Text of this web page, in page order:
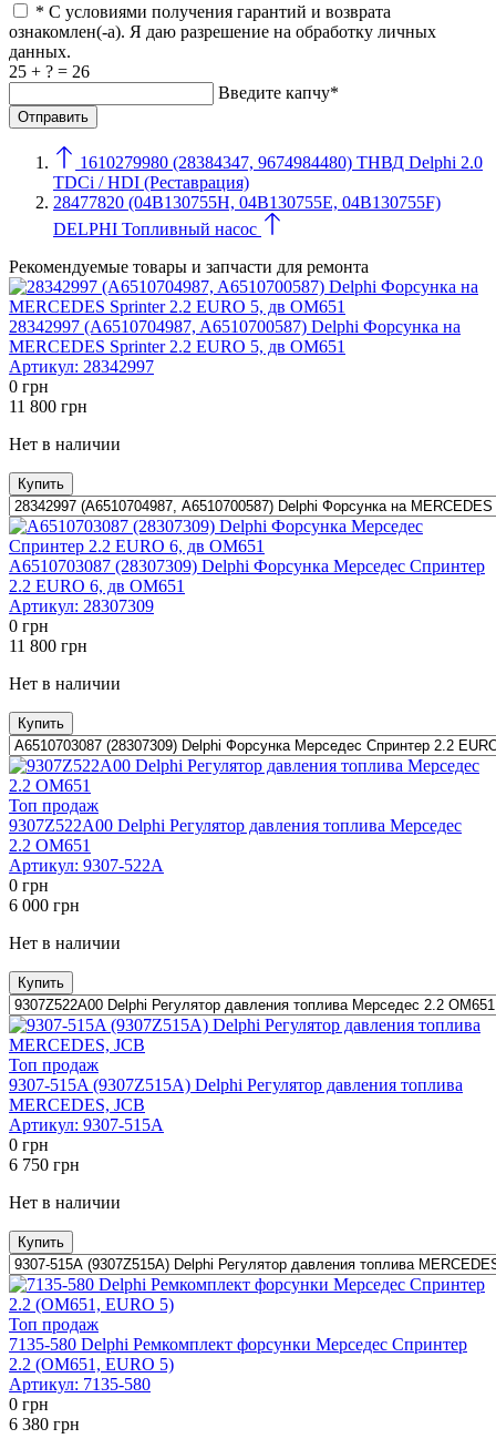
* С условиями получения гарантий и возврата
ознакомлен(-а). Я даю разрешение на обработку личных
данных.
25 + ? = 26
Введите капчу*
1610279980 (28384347, 9674984480) ТНВД Delphi 2.0
TDCi / HDI (Реставрация)
28477820 (04B130755H, 04B130755E, 04B130755F)
DELPHI Топливный насос
Рекомендуемые товары и запчасти для ремонта
28342997 (A6510704987, A6510700587) Delphi Форсунка на
MERCEDES Sprinter 2.2 EURO 5, дв OM651
Артикул: 28342997
0 грн
11 800 грн
Нет в наличии
Купить
A6510703087 (28307309) Delphi Форсунка Мерседес Спринтер
2.2 EURO 6, дв OM651
Артикул: 28307309
0 грн
11 800 грн
Нет в наличии
Купить
Топ продаж
9307Z522A00 Delphi Регулятор давления топлива Мерседес
2.2 OM651
Артикул: 9307-522A
0 грн
6 000 грн
Нет в наличии
Купить
Топ продаж
9307-515A (9307Z515A) Delphi Регулятор давления топлива
MERCEDES, JCB
Артикул: 9307-515A
0 грн
6 750 грн
Нет в наличии
Купить
Топ продаж
7135-580 Delphi Ремкомплект форсунки Мерседес Спринтер
2.2 (OM651, EURO 5)
Артикул: 7135-580
0 грн
6 380 грн